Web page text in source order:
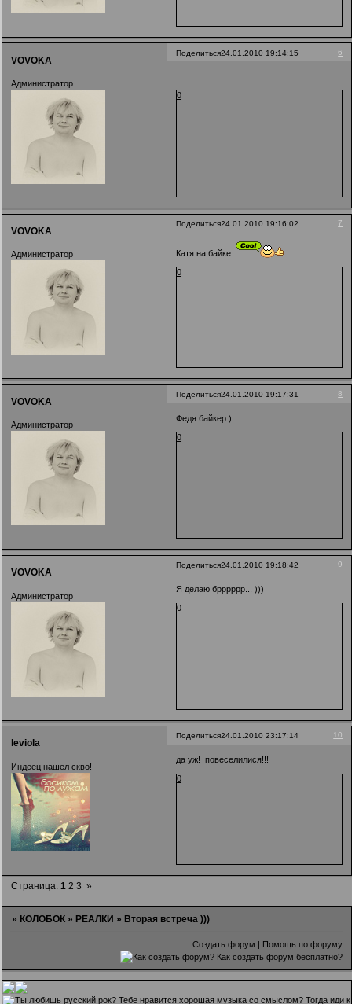
Поделиться 6
24.01.2010 19:14:15
VOVOKA
Администратор
...
0
Поделиться 7
24.01.2010 19:16:02
VOVOKA
Администратор
Катя на байке
0
Поделиться 8
24.01.2010 19:17:31
VOVOKA
Администратор
Федя байкер )
0
Поделиться 9
24.01.2010 19:18:42
VOVOKA
Администратор
Я делаю брррррр... )))
0
Поделиться 10
24.01.2010 23:17:14
leviola
Индеец нашел скво!
да уж! повеселилися!!!
0
Страница:1 2 3 »
» КОЛОБОК » РЕАЛКИ » Вторая встреча )))
Создать форум | Помощь по форуму